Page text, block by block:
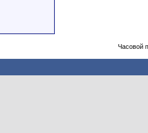
Часовой